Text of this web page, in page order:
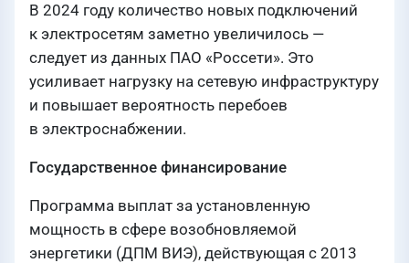
В 2024 году количество новых подключений
к электросетям заметно увеличилось —
следует из данных ПАО «Россети». Это
усиливает нагрузку на сетевую инфраструктуру
и повышает вероятность перебоев
в электроснабжении.
Государственное финансирование
Программа выплат за установленную
мощность в сфере возобновляемой
энергетики (ДПМ ВИЭ), действующая с 2013